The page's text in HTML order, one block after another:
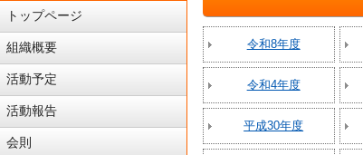
トップページ
組織概要
活動予定
活動報告
会則
令和8年度
令和4年度
平成30年度